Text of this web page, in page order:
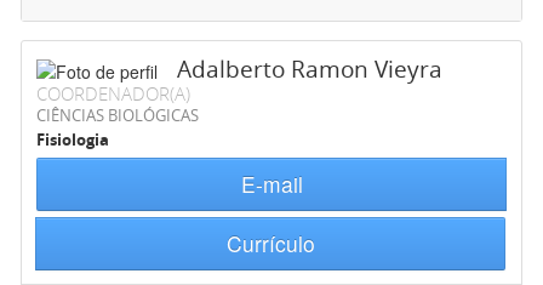
Adalberto Ramon Vieyra
COORDENADOR(A)
CIÊNCIAS BIOLÓGICAS
Fisiologia
E-mail
Currículo